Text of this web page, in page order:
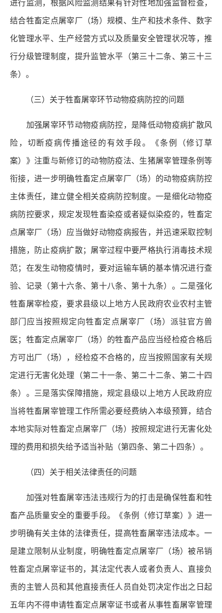
进行监测，根据风险监测结果有针对性地加强监督检查，
结合牲畜定点屠宰厂（场）规模、生产和技术条件、数字
化管理水平、生产经营方式以及质量安全管理状况等，推
行分级管理制度，提升监管水平（第三十二条、第三十三
条）。
（三）关于牲畜屠宰环节动物疫病防控的问题
加强屠宰环节动物疫病防控，是降低动物疫病扩散风
险，切断疫病传播途径的有效手段。《条例（修订草
案）》注重与新修订的动物防疫法、生猪屠宰管理条例等
衔接，进一步明确牲畜定点屠宰厂（场）的动物疫病防控
主体责任，建立健全相关疫病防控制度。一是细化动物疫
病防控要求，规定发现牲畜染疫或者疑似染疫的，牲畜定
点屠宰厂（场）应当做好动物疫病报告，并迅速采取控制
措施，防止疫病扩散；屠宰过程中要严格执行消毒技术规
范；在发生动物疫情时，要对运输车辆的基本情况进行查
验、记录（第十六条、第十八条、第十九条）。二是强化
牲畜屠宰检疫，要求县级以上地方人民政府农业农村主管
部门应当按照规定向牲畜定点屠宰厂（场）派驻官方兽
医；牲畜定点屠宰厂（场）的牲畜产品应当经检疫合格后
方可出厂（场），经检疫不合格的，应当按照国家有关规
定进行无害化处理（第二十一条、第二十二条、第二十四
条）。三是落实保障措施，规定县级以上地方人民政府应
当将牲畜屠宰管理工作所需必要经费纳入本级预算，结合
本地实际对牲畜定点屠宰厂（场）按照规定进行无害化处
理的费用和损失给予适当补贴（第四条、第二十四条）。
（四）关于相关法律责任的问题
加强对牲畜屠宰违法违规行为的打击是确保牲畜和牲
畜产品质量安全的重要手段。《条例（修订草案）》进一
步明确有关主体的法律责任，提高牲畜屠宰违法成本。一
是建立限制从业制度，明确牲畜定点屠宰厂（场）被吊销
牲畜定点屠宰证书的，其法定代表人或者负责人、直接负
责的主管人员和其他直接责任人员自处罚决定作出之日起
五年内不得申请牲畜定点屠宰证书或者从事牲畜屠宰管理